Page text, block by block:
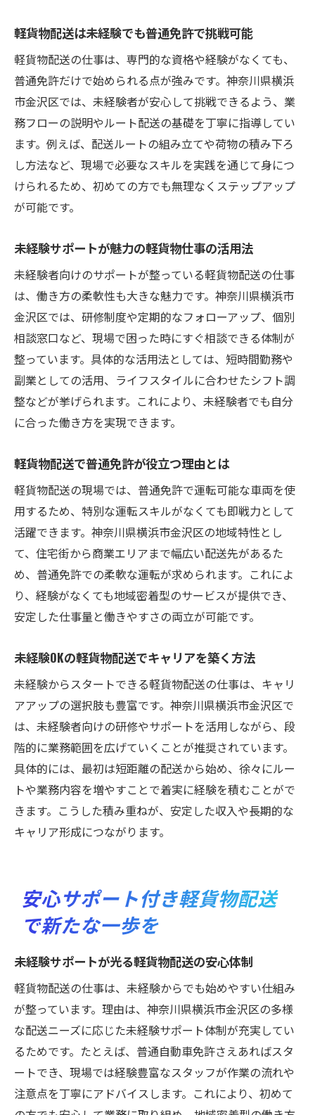
軽貨物配送は未経験でも普通免許で挑戦可能
軽貨物配送の仕事は、専門的な資格や経験がなくても、
普通免許だけで始められる点が強みです。神奈川県横浜
市金沢区では、未経験者が安心して挑戦できるよう、業
務フローの説明やルート配送の基礎を丁寧に指導してい
ます。例えば、配送ルートの組み立てや荷物の積み下ろ
し方法など、現場で必要なスキルを実践を通じて身につ
けられるため、初めての方でも無理なくステップアップ
が可能です。
未経験サポートが魅力の軽貨物仕事の活用法
未経験者向けのサポートが整っている軽貨物配送の仕事
は、働き方の柔軟性も大きな魅力です。神奈川県横浜市
金沢区では、研修制度や定期的なフォローアップ、個別
相談窓口など、現場で困った時にすぐ相談できる体制が
整っています。具体的な活用法としては、短時間勤務や
副業としての活用、ライフスタイルに合わせたシフト調
整などが挙げられます。これにより、未経験者でも自分
に合った働き方を実現できます。
軽貨物配送で普通免許が役立つ理由とは
軽貨物配送の現場では、普通免許で運転可能な車両を使
用するため、特別な運転スキルがなくても即戦力として
活躍できます。神奈川県横浜市金沢区の地域特性とし
て、住宅街から商業エリアまで幅広い配送先があるた
め、普通免許での柔軟な運転が求められます。これによ
り、経験がなくても地域密着型のサービスが提供でき、
安定した仕事量と働きやすさの両立が可能です。
未経験OKの軽貨物配送でキャリアを築く方法
未経験からスタートできる軽貨物配送の仕事は、キャリ
アアップの選択肢も豊富です。神奈川県横浜市金沢区で
は、未経験者向けの研修やサポートを活用しながら、段
階的に業務範囲を広げていくことが推奨されています。
具体的には、最初は短距離の配送から始め、徐々にルー
トや業務内容を増やすことで着実に経験を積むことがで
きます。こうした積み重ねが、安定した収入や長期的な
キャリア形成につながります。
安心サポート付き軽貨物配送
で新たな一歩を
未経験サポートが光る軽貨物配送の安心体制
軽貨物配送の仕事は、未経験からでも始めやすい仕組み
が整っています。理由は、神奈川県横浜市金沢区の多様
な配送ニーズに応じた未経験サポート体制が充実してい
るためです。たとえば、普通自動車免許さえあればスタ
ートでき、現場では経験豊富なスタッフが作業の流れや
注意点を丁寧にアドバイスします。これにより、初めて